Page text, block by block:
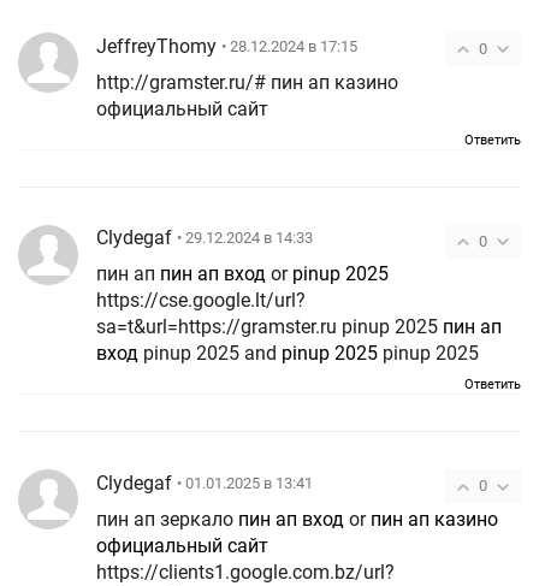
0
JeffreyThomy • 28.12.2024 в 17:15
http://gramster.ru/# пин ап казино
официальный сайт
Ответить
0
Clydegaf • 29.12.2024 в 14:33
пин ап пин ап вход or pinup 2025
https://cse.google.lt/url?
sa=t&url=https://gramster.ru pinup 2025 пин ап
вход pinup 2025 and pinup 2025 pinup 2025
Ответить
0
Clydegaf • 01.01.2025 в 13:41
пин ап зеркало пин ап вход or пин ап казино
официальный сайт
https://clients1.google.com.bz/url?